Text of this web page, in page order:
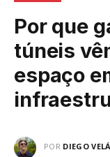
Por que
túneis
espaço
POR DIEGO